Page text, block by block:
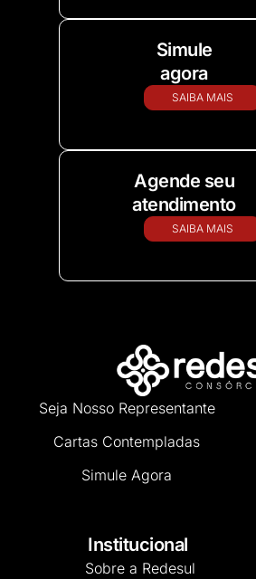
Simule
agora
SAIBA MAIS
Agende seu
atendimento
SAIBA MAIS
Seja Nosso Representante
Cartas Contempladas
Simule Agora
Institucional
Sobre a Redesul